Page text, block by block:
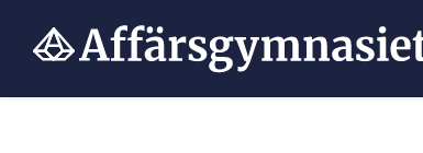
Hoppa
till